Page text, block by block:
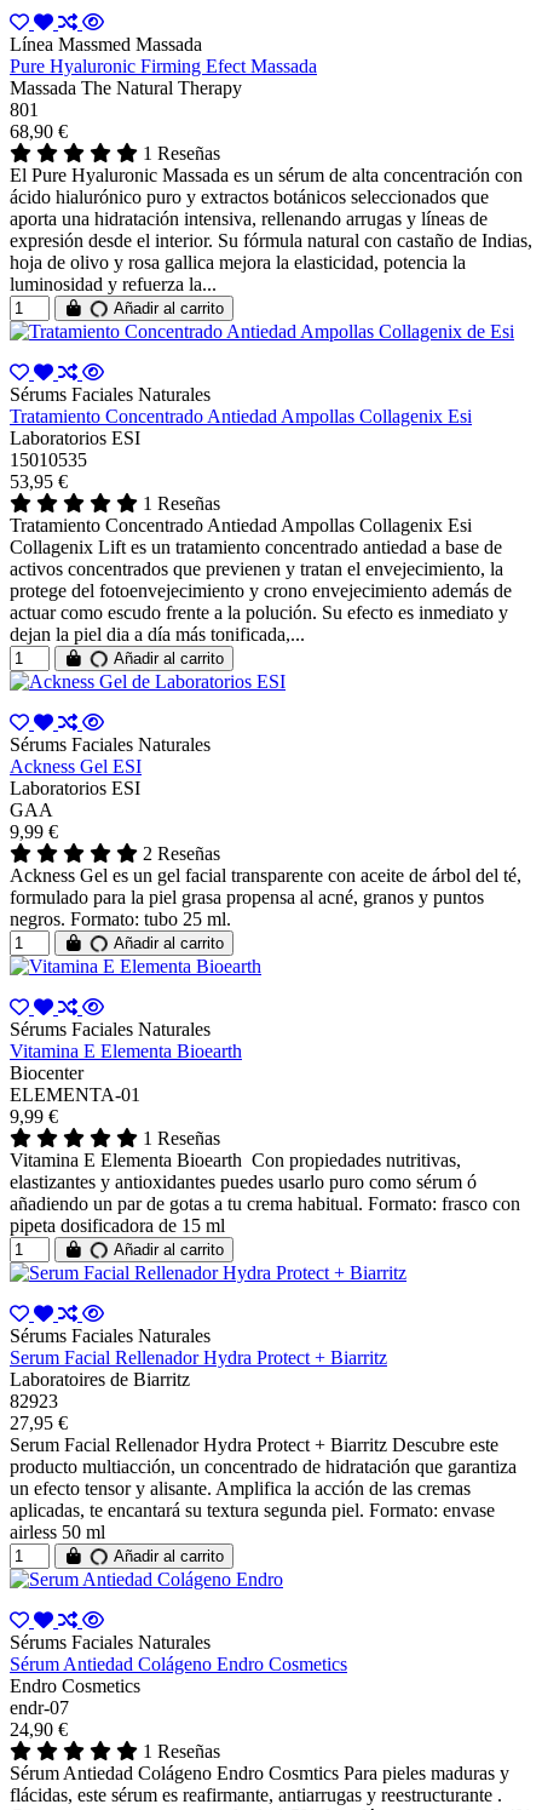
Línea Massmed Massada
Pure Hyaluronic Firming Efect Massada
Massada The Natural Therapy
801
68,90 €
1 Reseñas
El Pure Hyaluronic Massada es un sérum de alta concentración con
ácido hialurónico puro y extractos botánicos seleccionados que
aporta una hidratación intensiva, rellenando arrugas y líneas de
expresión desde el interior. Su fórmula natural con castaño de Indias,
hoja de olivo y rosa gallica mejora la elasticidad, potencia la
luminosidad y refuerza la...
Añadir al carrito
Sérums Faciales Naturales
Tratamiento Concentrado Antiedad Ampollas Collagenix Esi
Laboratorios ESI
15010535
53,95 €
1 Reseñas
Tratamiento Concentrado Antiedad Ampollas Collagenix Esi
Collagenix Lift es un tratamiento concentrado antiedad a base de
activos concentrados que previenen y tratan el envejecimiento, la
protege del fotoenvejecimiento y crono envejecimiento además de
actuar como escudo frente a la polución. Su efecto es inmediato y
dejan la piel dia a día más tonificada,...
Añadir al carrito
Sérums Faciales Naturales
Ackness Gel ESI
Laboratorios ESI
GAA
9,99 €
2 Reseñas
Ackness Gel es un gel facial transparente con aceite de árbol del té,
formulado para la piel grasa propensa al acné, granos y puntos
negros. Formato: tubo 25 ml.
Añadir al carrito
Sérums Faciales Naturales
Vitamina E Elementa Bioearth
Biocenter
ELEMENTA-01
9,99 €
1 Reseñas
Vitamina E Elementa Bioearth Con propiedades nutritivas,
elastizantes y antioxidantes puedes usarlo puro como sérum ó
añadiendo un par de gotas a tu crema habitual. Formato: frasco con
pipeta dosificadora de 15 ml
Añadir al carrito
Sérums Faciales Naturales
Serum Facial Rellenador Hydra Protect + Biarritz
Laboratoires de Biarritz
82923
27,95 €
Serum Facial Rellenador Hydra Protect + Biarritz Descubre este
producto multiacción, un concentrado de hidratación que garantiza
un efecto tensor y alisante. Amplifica la acción de las cremas
aplicadas, te encantará su textura segunda piel. Formato: envase
airless 50 ml
Añadir al carrito
Sérums Faciales Naturales
Sérum Antiedad Colágeno Endro Cosmetics
Endro Cosmetics
endr-07
24,90 €
1 Reseñas
Sérum Antiedad Colágeno Endro Cosmtics Para pieles maduras y
flácidas, este sérum es reafirmante, antiarrugas y reestructurante .